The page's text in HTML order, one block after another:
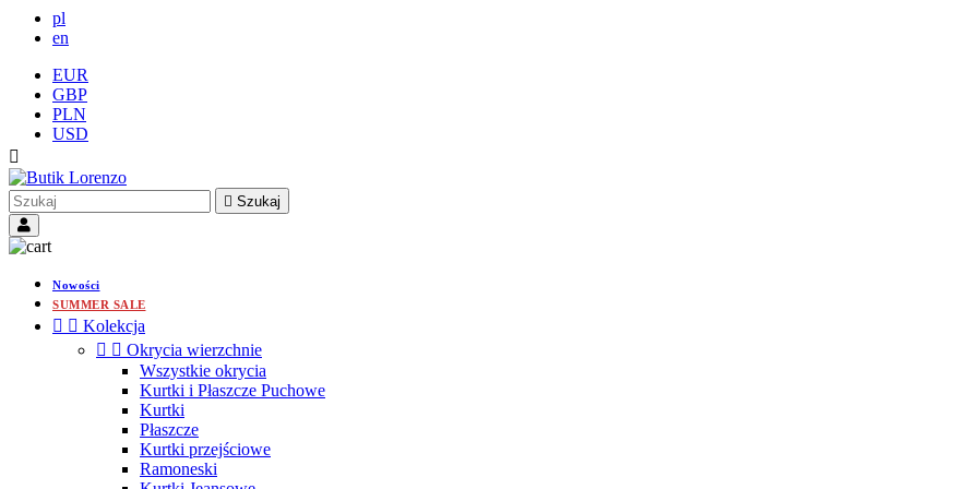
pl
en
EUR
GBP
PLN
USD

 Szukaj
Nowości
SUMMER SALE
  Kolekcja
  Okrycia wierzchnie
Wszystkie okrycia
Kurtki i Płaszcze Puchowe
Kurtki
Płaszcze
Kurtki przejściowe
Ramoneski